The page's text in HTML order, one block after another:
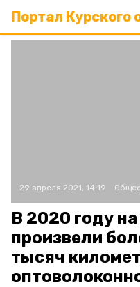
Портал Курского
29 апреля 2021, 14:19
В 2020 году
произвели
тысяч